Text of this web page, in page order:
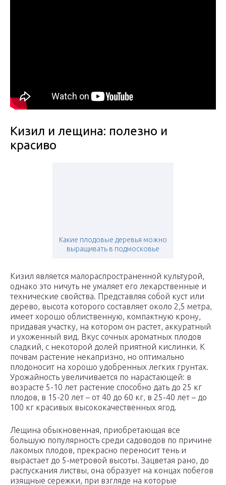
Кизил и лещина: полезно и
красиво
Какие плодовые деревья можно
выращивать в подмосковье
Кизил является малораспространенной культурой,
однако это ничуть не умаляет его лекарственные и
технические свойства. Представляя собой куст или
дерево, высота которого составляет около 2,5 метра,
имеет хорошо облиственную, компактную крону,
придавая участку, на котором он растет, аккуратный
и ухоженный вид. Вкус сочных ароматных плодов
сладкий, с некоторой долей приятной кислинки. К
почвам растение некапризно, но оптимально
плодоносит на хорошо удобренных легких грунтах.
Урожайность увеличивается по нарастающей: в
возрасте 5-10 лет растение способно дать до 25 кг
плодов, в 15-20 лет – от 40 до 60 кг, в 25-40 лет – до
100 кг красивых высококачественных ягод.
Лещина обыкновенная, приобретающая все
большую популярность среди садоводов по причине
лакомых плодов, прекрасно переносит тень и
вырастает до 5-метровой высоты. Зацветая рано, до
распускания листвы, она образует на концах побегов
изящные сережки, при взгляде на которые